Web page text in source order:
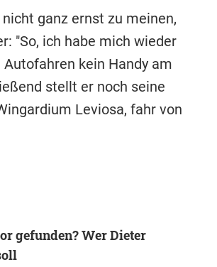
ganz ernst zu meinen,
"So, ich habe mich wieder
kein Handy am
stellt er noch seine
Leviosa, fahr von
gefunden? Wer Dieter